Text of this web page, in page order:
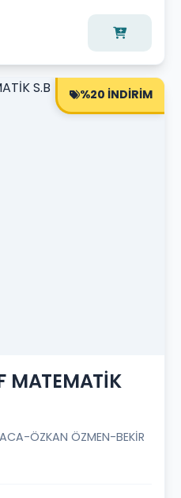
%20 İNDİRİM
MATEMATİK
ÖZKAN ÖZMEN-BEKİR